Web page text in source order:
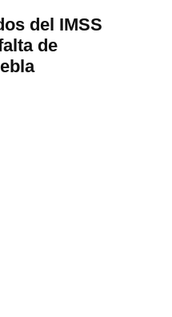
del IMSS
de